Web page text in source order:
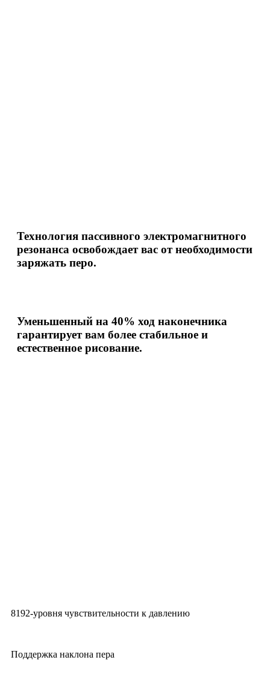
Технология пассивного электромагнитного
резонанса освобождает вас от необходимости
заряжать перо.
Уменьшенный на 40% ход наконечника
гарантирует вам более стабильное и
естественное рисование.
8192-уровня чувствительности к давлению
Поддержка наклона пера